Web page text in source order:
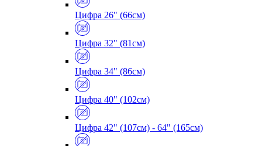
Цифра 26" (66см)
Цифра 32" (81см)
Цифра 34" (86см)
Цифра 40" (102см)
Цифра 42" (107см) - 64" (165см)